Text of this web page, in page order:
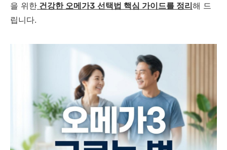
을 위한 건강한 오메가3 선택법 핵심 가이드를 정리해 드
립니다.